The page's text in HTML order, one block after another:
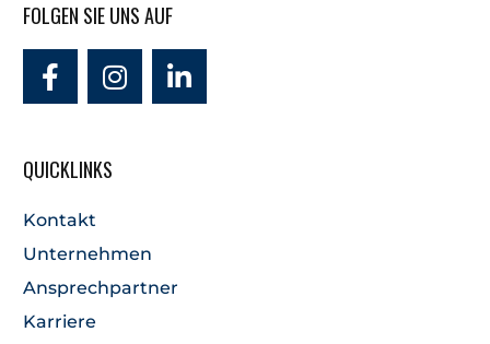
FOLGEN SIE UNS AUF
QUICKLINKS
Kontakt
Unternehmen
Ansprechpartner
Karriere